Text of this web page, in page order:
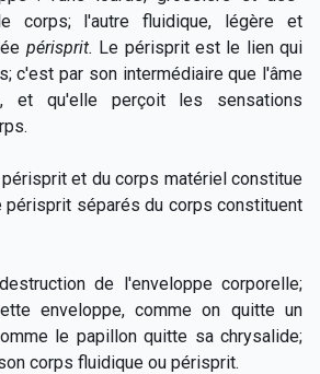
corps; l'autre fluidique, légère et
périsprit. Le périsprit est le lien qui
c'est par son intermédiaire que l'âme
et qu'elle perçoit les sensations
périsprit et du corps matériel constitue
périsprit séparés du corps constituent
de l'enveloppe corporelle;
enveloppe, comme on quitte un
le papillon quitte sa chrysalide;
corps fluidique ou périsprit.